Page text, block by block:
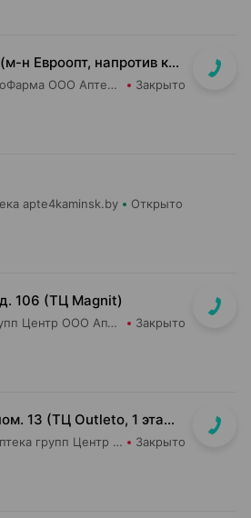
ул. Нестерова, д. 49 (м-н Евроопт, напротив касс)
Планета Здоровья КосмоФарма ООО Аптека №5 Закрыто
apte4kaminsk.by Открыто
106 (ТЦ Magnit)
Добрыя леки Аптека групп Центр ООО Аптека №113 Закрыто
пр-т Жукова, д. 44, пом. 13 (ТЦ Outleto, 1 этаж, около касс гипермаркета Соседи)
Добрыя леки-Эконом Аптека групп Центр ООО Аптека №109 Закрыто